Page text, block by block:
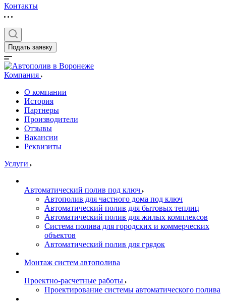
Контакты
Подать заявку
Компания
О компании
История
Партнеры
Производители
Отзывы
Вакансии
Реквизиты
Услуги
Автоматический полив под ключ
Автополив для частного дома под ключ
Автоматический полив для бытовых теплиц
Автоматический полив для жилых комплексов
Система полива для городских и коммерческих
объектов
Автоматический полив для грядок
Монтаж систем автополива
Проектно-расчетные работы
Проектирование системы автоматического полива